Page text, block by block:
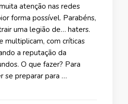
atenção nas redes
forma possível. Parabéns,
uma legião de… haters.
multiplicam, com críticas
a reputação da
O que fazer? Para
se preparar para …